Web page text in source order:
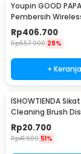
Youpin GOOD
Pembersih
Cleaning - CL99
Rp406.700
Rp557.900 28%
+
ISHOWTIENDA
Cleaning Brush
Sabun Air - S0026
Rp20.700
Rp41.900 51%